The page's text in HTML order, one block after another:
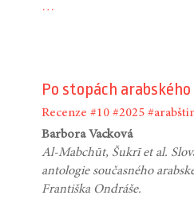
…
Po stopách
Recenze #10 #2025
Barbora Vacková
Al-Mabchūt, Šukrī et al.
antologie současného
Františka Ondráše.